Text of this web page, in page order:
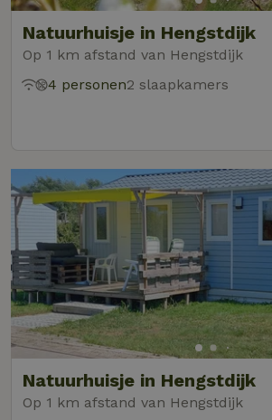
Natuurhuisje in Hengstdijk
Op 1 km afstand van Hengstdijk
4 personen2 slaapkamers
Natuurhuisje in Hengstdijk
Op 1 km afstand van Hengstdijk